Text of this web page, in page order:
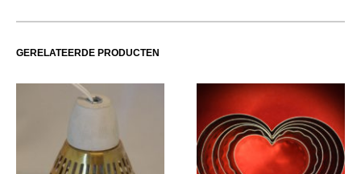
GERELATEERDE PRODUCTEN